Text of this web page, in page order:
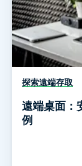
探索遠端存取
遠端桌面：
例